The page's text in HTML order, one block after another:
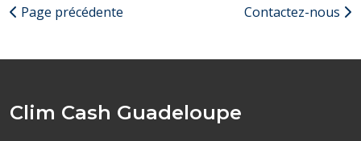
Page précédente Contactez-nous
Clim Cash Guadeloupe